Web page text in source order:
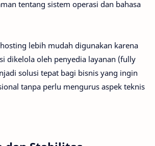
tentang sistem operasi dan bahasa
lebih mudah digunakan karena
dikelola oleh penyedia layanan (fully
solusi tepat bagi bisnis yang ingin
tanpa perlu mengurus aspek teknis